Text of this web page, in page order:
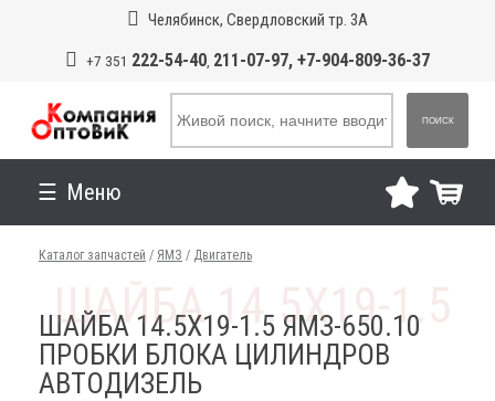
Челябинск, Свердловский тр. 3А
+7 351 222-54-40, 211-07-97, +7-904-809-36-37
ПОИСК
Меню
Каталог запчастей / ЯМЗ / Двигатель
ШАЙБА 14.5Х19-1.5 ЯМЗ-650.10
ПРОБКИ БЛОКА ЦИЛИНДРОВ
АВТОДИЗЕЛЬ